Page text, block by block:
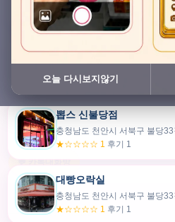
★☆☆☆☆ 1 후기 1
쿠보 신불당점
충청남도 천안시 서북구 불당
★★★☆☆ 2.5후기 2
뽑스 신불당점
충청남도 천안시 서북구 불당
★☆☆☆☆ 1 후기 1
대빵오락실
충청남도 천안시 서북구 불당
★☆☆☆☆ 1 후기 1
30m
💬 카톡대화방
오늘 다시보지않기